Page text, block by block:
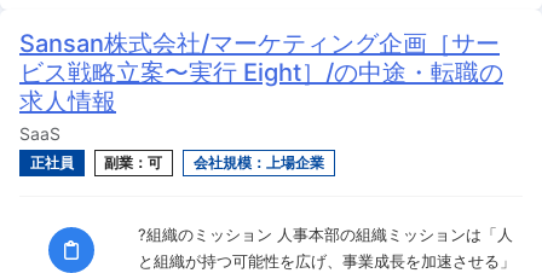
Sansan株式会社/マーケティング企画［サー
ビス戦略立案〜実行 Eight］/の中途・転職の
求人情報
SaaS
正社員 副業：可 会社規模：上場企業
?組織のミッション 人事本部の組織ミッションは「人
と組織が持つ可能性を広げ、事業成長を加速させる」